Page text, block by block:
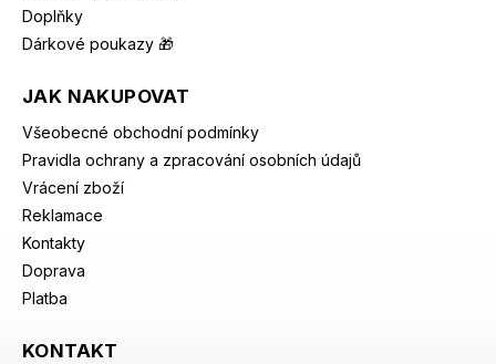
Doplňky
Dárkové poukazy 🎁
JAK NAKUPOVAT
Všeobecné obchodní podmínky
Pravidla ochrany a zpracování osobních údajů
Vrácení zboží
Reklamace
Kontakty
Doprava
Platba
KONTAKT